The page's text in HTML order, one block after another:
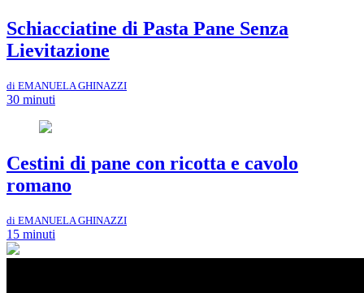
Schiacciatine di Pasta Pane Senza
Lievitazione
di EMANUELA GHINAZZI
30 minuti
Cestini di pane con ricotta e cavolo
romano
di EMANUELA GHINAZZI
15 minuti